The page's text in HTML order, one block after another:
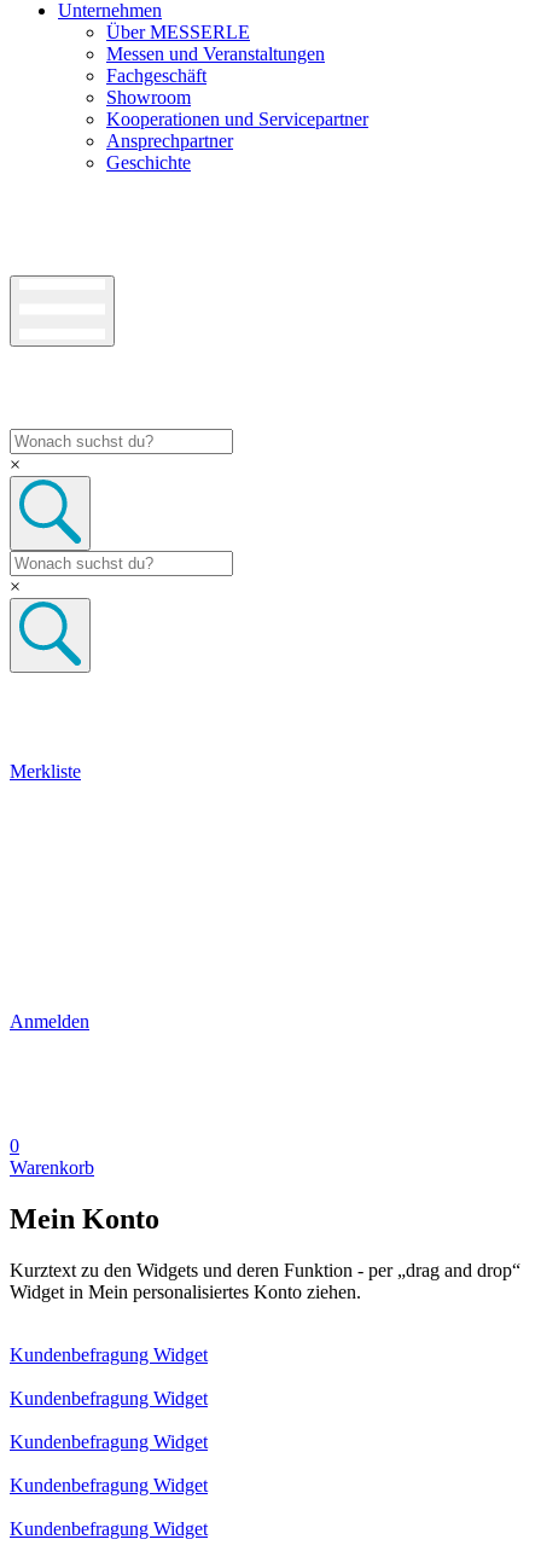
Unternehmen
Über MESSERLE
Messen und Veranstaltungen
Fachgeschäft
Showroom
Kooperationen und Servicepartner
Ansprechpartner
Geschichte
×
×
Merkliste
Anmelden
0
Warenkorb
Mein Konto
Kurztext zu den Widgets und deren Funktion - per „drag and drop“
Widget in Mein personalisiertes Konto ziehen.
Kundenbefragung Widget
Kundenbefragung Widget
Kundenbefragung Widget
Kundenbefragung Widget
Kundenbefragung Widget